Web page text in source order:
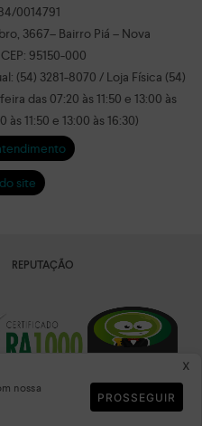
x
nossa
PROSSEGUIR
0014791
3667– Bairro Piá – Nova
95150-000
(54) 3281-8070 / Loja Física (54)
das 07:20 às 11:50 e 13:00 às
11:50 e 13:00 às 16:30)
site
REPUTAÇÃO